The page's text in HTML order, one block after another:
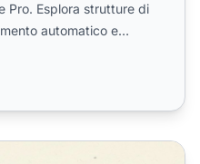
Pro. Esplora strutture di
automatico e
per le